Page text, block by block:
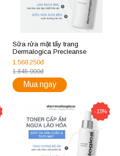
Sữa rửa mặt tẩy trang
Dermalogica Precleanse
1.568.250đ
1.845.000đ
Mua ngay
-15%